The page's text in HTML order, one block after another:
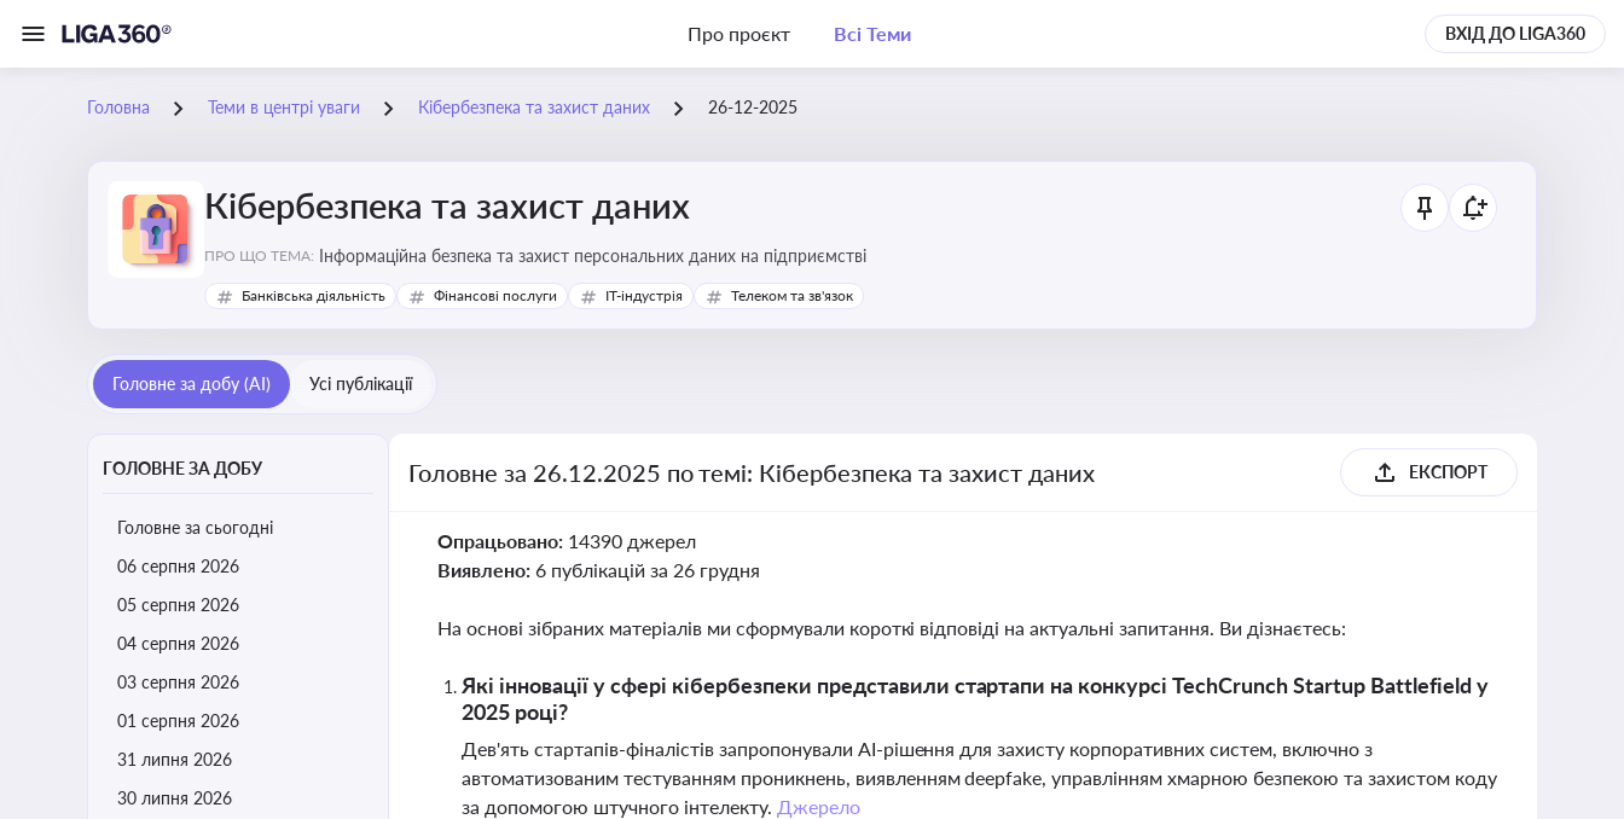
Про проєкт Всі Теми ВХІД ДО LIGA360
Головна Теми в центрі уваги Кібербезпека та захист даних 26-12-2025
Кібербезпека та захист даних
ПРО ЩО ТЕМА: Інформаційна безпека та захист персональних даних на підприємстві
Банківська діяльність Фінансові послуги IT-індустрія Телеком та зв'язок
Головне за добу (AI) Усі публікації
ГОЛОВНЕ ЗА ДОБУ
Головне за сьогодні
06 серпня 2026
05 серпня 2026
04 серпня 2026
03 серпня 2026
01 серпня 2026
31 липня 2026
30 липня 2026
Головне за 26.12.2025 по темі: Кібербезпека та захист даних ЕКСПОРТ
Опрацьовано: 14390 джерел
Виявлено: 6 публікацій за 26 грудня
На основі зібраних матеріалів ми сформували короткі відповіді на актуальні запитання. Ви дізнаєтесь:
Які інновації у сфері кібербезпеки представили стартапи на конкурсі TechCrunch Startup Battlefield у
2025 році?
Дев'ять стартапів-фіналістів запропонували AI-рішення для захисту корпоративних систем, включно з
автоматизованим тестуванням проникнень, виявленням deepfake, управлінням хмарною безпекою та захистом коду
за допомогою штучного інтелекту. Джерело